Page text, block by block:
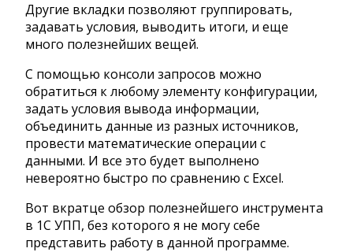
Другие вкладки позволяют группировать,
задавать условия, выводить итоги, и еще
много полезнейших вещей.
С помощью консоли запросов можно
обратиться к любому элементу конфигурации,
задать условия вывода информации,
объединить данные из разных источников,
провести математические операции с
данными. И все это будет выполнено
невероятно быстро по сравнению с Excel.
Вот вкратце обзор полезнейшего инструмента
в 1С УПП, без которого я не могу себе
представить работу в данной программе.